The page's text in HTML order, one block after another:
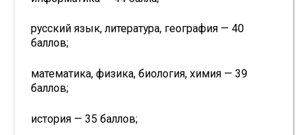
русский язык, литература, география — 40
баллов;
математика, физика, биология, химия — 39
баллов;
история — 35 баллов;